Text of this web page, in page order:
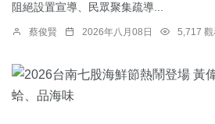
阻絕設置宣導、民眾聚集疏導...
蔡俊賢 2026年八月08日 5,717 觀